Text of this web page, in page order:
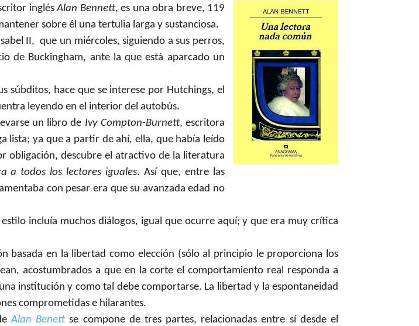
inglésAlan Bennett, es una obra breve, 119
sobre él una tertulia larga y sustanciosa.
II, que un miércoles, siguiendo a sus perros,
de Buckingham, ante la que está aparcado un
súbditos, hace que se interese por Hutchings, el
leyendo en el interior del autobús.
un libro de Ivy Compton-Burnett, escritora
lista; ya que a partir de ahí, ella, que había leído
obligación, descubre el atractivo de la literatura
a todos los lectores iguales. Así que, entre las
con pesar era que su avanzada edad no
incluía muchos diálogos, igual que ocurre aquí; y que era muy crítica
basada en la libertad como elección (sólo al principio le proporciona los
acostumbrados a que en la corte el comportamiento real responda a
institución y como tal debe comportarse. La libertad y la espontaneidad
comprometidas e hilarantes.
Alan Benettse compone de tres partes, relacionadas entre sí desde el